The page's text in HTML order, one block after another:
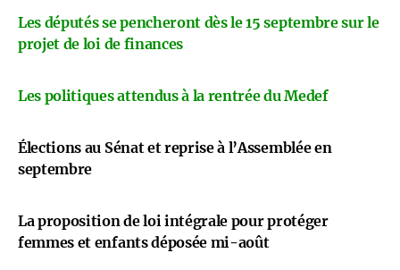
Les députés se pencheront dès le 15 septembre sur le
projet de loi de finances
Les politiques attendus à la rentrée du Medef
Élections au Sénat et reprise à l’Assemblée en
septembre
La proposition de loi intégrale pour protéger
femmes et enfants déposée mi-août